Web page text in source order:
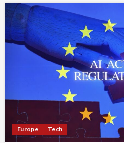
Europe Tech